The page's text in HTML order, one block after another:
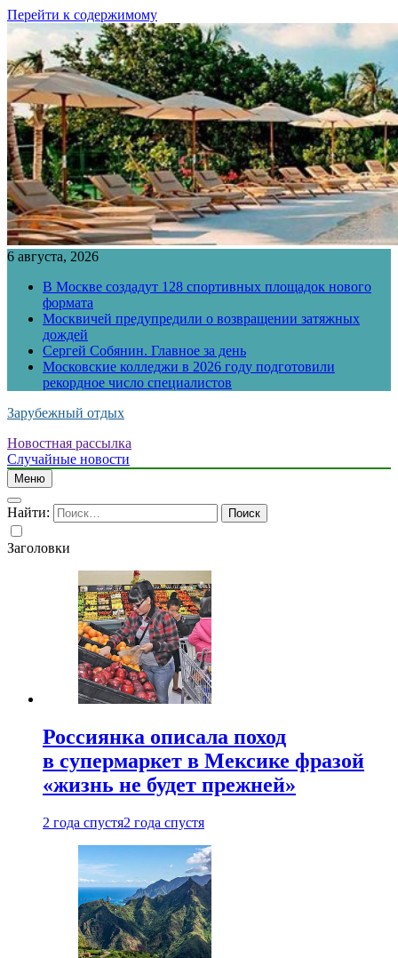
Перейти к содержимому
6 августа, 2026
В Москве создадут 128 спортивных площадок нового
формата
Москвичей предупредили о возвращении затяжных
дождей
Сергей Собянин. Главное за день
Московские колледжи в 2026 году подготовили
рекордное число специалистов
Зарубежный отдых
Новостная рассылка
Случайные новости
Меню
Найти:
Заголовки
Россиянка описала поход
в супермаркет в Мексике фразой
«жизнь не будет прежней»
2 года спустя2 года спустя